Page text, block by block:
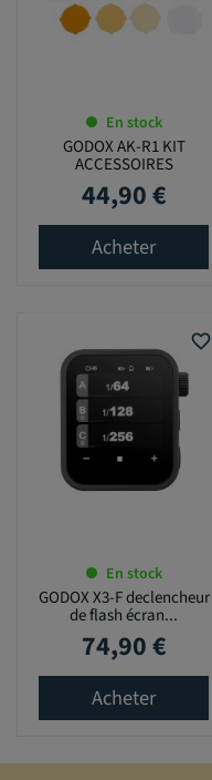
En stock
GODOX AK-R1 KIT
ACCESSOIRES
Prix
44,90 €
Acheter
favorite_border
En stock
GODOX X3-F declencheur
de flash écran...
Prix
74,90 €
Acheter